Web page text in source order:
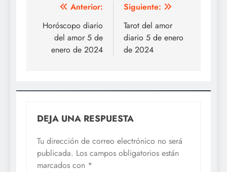
Navegación
de
entradas
Anterior:
Horóscopo diario
del amor 5 de
enero de 2024
Siguiente:
Tarot del amor
diario 5 de enero
de 2024
DEJA UNA RESPUESTA
Tu dirección de correo electrónico no será
publicada. Los campos obligatorios están
marcados con *